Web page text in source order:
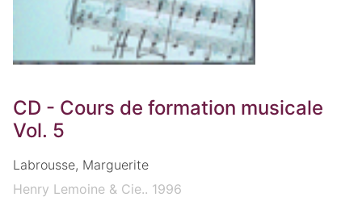
CD - Cours de formation musicale
Vol. 5
Labrousse, Marguerite
Henry Lemoine & Cie.. 1996